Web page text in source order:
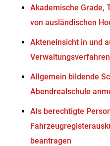
Akademische Grade,
von ausländischen
Akteneinsicht in und
Allgemein bildende
Abendrealschule
Als berechtigte
beantragen